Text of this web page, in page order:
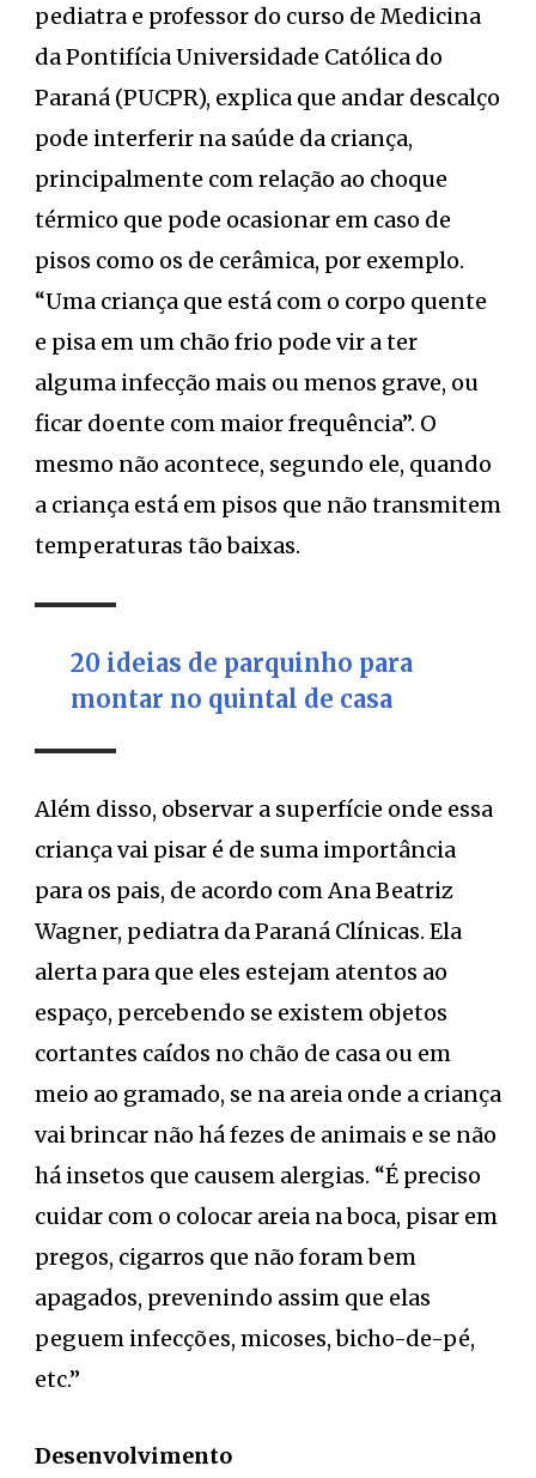
pediatra e professor do curso de Medicina
da Pontifícia Universidade Católica do
Paraná (PUCPR), explica que andar descalço
pode interferir na saúde da criança,
principalmente com relação ao choque
térmico que pode ocasionar em caso de
pisos como os de cerâmica, por exemplo.
“Uma criança que está com o corpo quente
e pisa em um chão frio pode vir a ter
alguma infecção mais ou menos grave, ou
ficar doente com maior frequência”. O
mesmo não acontece, segundo ele, quando
a criança está em pisos que não transmitem
temperaturas tão baixas.
20 ideias de parquinho para
montar no quintal de casa
Além disso, observar a superfície onde essa
criança vai pisar é de suma importância
para os pais, de acordo com Ana Beatriz
Wagner, pediatra da Paraná Clínicas. Ela
alerta para que eles estejam atentos ao
espaço, percebendo se existem objetos
cortantes caídos no chão de casa ou em
meio ao gramado, se na areia onde a criança
vai brincar não há fezes de animais e se não
há insetos que causem alergias. “É preciso
cuidar com o colocar areia na boca, pisar em
pregos, cigarros que não foram bem
apagados, prevenindo assim que elas
peguem infecções, micoses, bicho-de-pé,
etc.”
Desenvolvimento